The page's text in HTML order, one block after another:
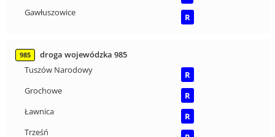
Gawłuszowice
R
985
droga wojewódzka 985
Tuszów Narodowy
R
Grochowe
R
Ławnica
R
Trześń